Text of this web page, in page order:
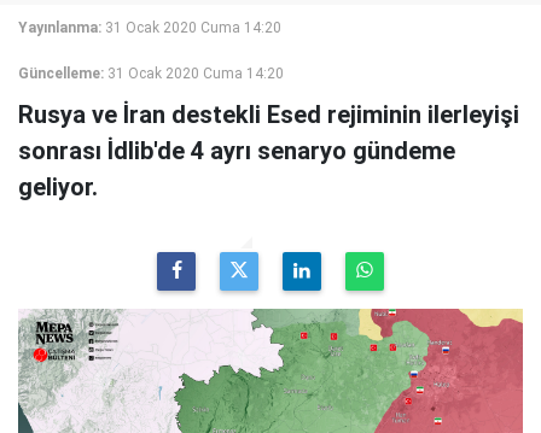
Yayınlanma: 31 Ocak 2020 Cuma 14:20
Güncelleme: 31 Ocak 2020 Cuma 14:20
Rusya ve İran destekli Esed rejiminin ilerleyişi
sonrası İdlib'de 4 ayrı senaryo gündeme
geliyor.